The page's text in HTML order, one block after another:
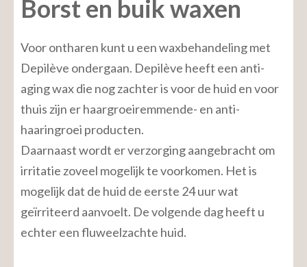
Borst en buik waxen
Voor ontharen kunt u een waxbehandeling met
Depilève ondergaan. Depilève heeft een anti-
aging wax die nog zachter is voor de huid en voor
thuis zijn er haargroeiremmende- en anti-
haaringroei producten.
Daarnaast wordt er verzorging aangebracht om
irritatie zoveel mogelijk te voorkomen. Het is
mogelijk dat de huid de eerste 24 uur wat
geïrriteerd aanvoelt. De volgende dag heeft u
echter een fluweelzachte huid.